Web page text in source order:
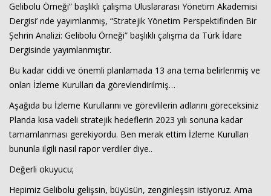
Gelibolu Örneği” başlıklı çalışma Uluslararası Yönetim Akademisi
Dergisi’ nde yayımlanmış, “Stratejik Yönetim Perspektifinden Bir
Şehrin Analizi: Gelibolu Örneği” başlıklı çalışma da Türk İdare
Dergisinde yayımlanmıştır.
Bu kadar ciddi ve önemli planlamada 13 ana tema belirlenmiş ve
onları İzleme Kurulları da görevlendirilmiş…
Aşağıda bu İzleme Kurullarını ve görevlilerin adlarını göreceksiniz
Planda kısa vadeli stratejik hedeflerin 2023 yılı sonuna kadar
tamamlanması gerekiyordu. Ben merak ettim İzleme Kurulları
bununla ilgili nasıl rapor verdiler diye..
Değerli okuyucu;
Hepimiz Gelibolu gelişsin, büyüsün, zenginleşsin istiyoruz. Ama